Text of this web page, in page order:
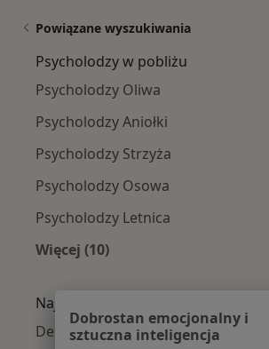
Powiązane wyszukiwania
Psycholodzy w pobliżu
Psycholodzy Oliwa
Psycholodzy Aniołki
Psycholodzy Strzyża
Psycholodzy Osowa
Psycholodzy Letnica
Więcej (10)
Najczęście leczone choroby
Depresja w Gdańsku
Dobrostan emocjonalny i
sztuczna inteligencja